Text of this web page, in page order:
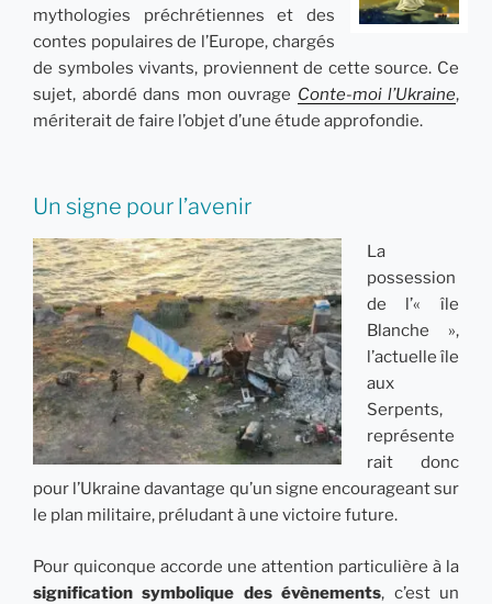
mythologies préchrétiennes et des
contes populaires de l’Europe, chargés
de symboles vivants, proviennent de cette source. Ce
sujet, abordé dans mon ouvrage Conte-moi l’Ukraine,
mériterait de faire l’objet d’une étude approfondie.
Un signe pour l’avenir
La
possession
de l’« île
Blanche »,
l’actuelle île
aux
Serpents,
représente
rait donc
pour l’Ukraine davantage qu’un signe encourageant sur
le plan militaire, préludant à une victoire future.
Pour quiconque accorde une attention particulière à la
signification symbolique des évènements, c’est un